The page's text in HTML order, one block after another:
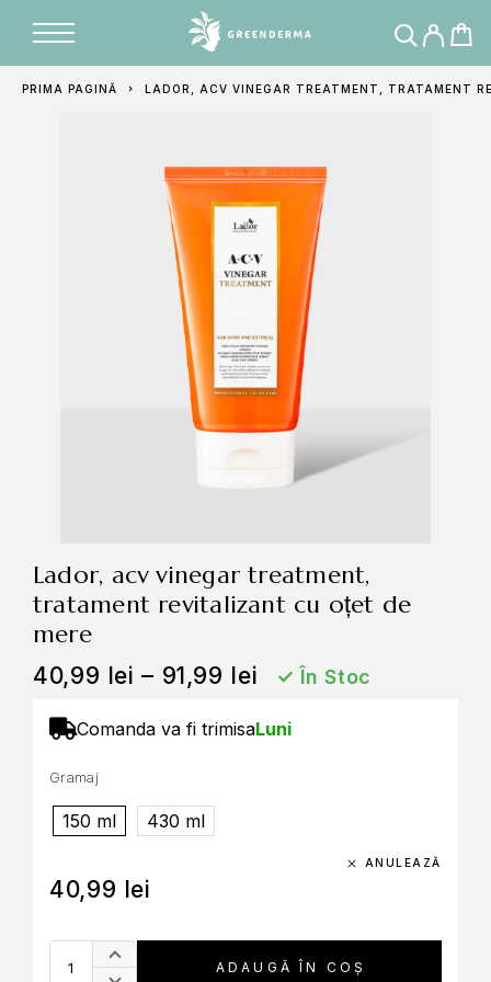
PRIMA PAGINĂ LADOR, ACV VINEGAR TREATMENT, TRATAMENT
lador, acv vinegar treatment,
tratament revitalizant cu oțet de
mere
40,99 lei – 91,99 lei ✓ În Stoc
Comanda va fi trimisaLuni
Gramaj
150 ml 430 ml
ANULEAZĂ
40,99 lei
ADAUGĂ ÎN COȘ
Adăugat în coș